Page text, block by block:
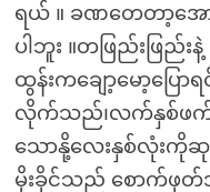
ရယ် ။ ခဏတေတာ့အော
ပါဘူး ။တဖြည်းဖြည်း
ထွန်းကချော့မော့ပြော
လိုက်သည်၊လက်နှစ်ဖက်
သောနို့လေးနှစ်လုံးကို
မိုးခိုင်သည် စောက်ဖုတ်